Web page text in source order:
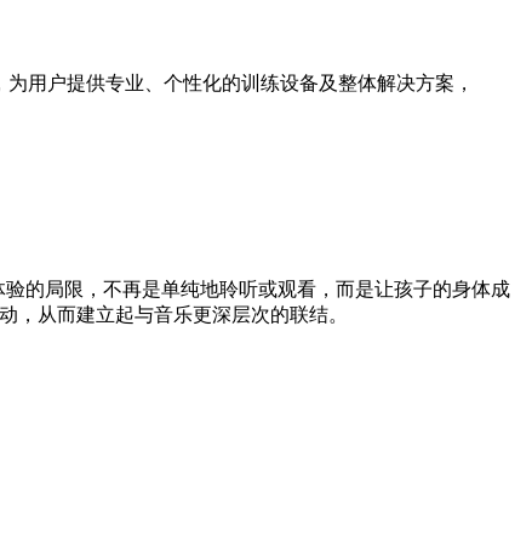
用户提供专业、个性化的训练设备及整体解决方案，
的局限，不再是单纯地聆听或观看，而是让孩子的身体成
从而建立起与音乐更深层次的联结。